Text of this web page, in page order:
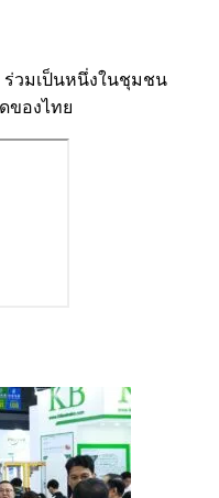
ร่วมเป็นหนึ่งในชุมชน
ของไทย